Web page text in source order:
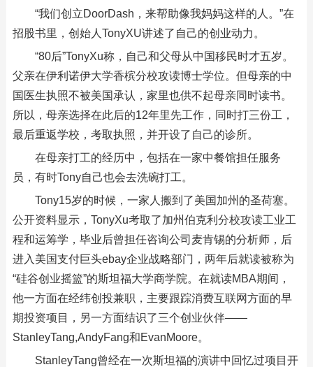
“我们创立DoorDash，来帮助像我妈妈这样的人。”在
招股书里，创始人TonyXU讲述了自己的创业动力。
“80后”TonyXu称，自己和父母从中国移民时才五岁。
父亲在伊利诺伊大学香槟分校攻读博士学位。但母亲的中
国医生执照不被美国承认，家里也供不起母亲同时读书。
所以，母亲选择在此后的12年里先工作，同时打三份工，
最后重返学校，考取执照，并开设了自己的诊所。
在母亲打工的经历中，包括在一家中餐馆担任服务
员，有时Tony自己也会去洗碗打工。
Tony15岁的时候，一家人搬到了美国加州的圣荷塞。
公开资料显示，TonyXu考取了加州伯克利分校攻读工业工
程和运筹学，毕业后曾担任咨询公司麦肯锡的分析师，后
进入美国支付巨头ebay企业战略部门，两年后就读被称为
“硅谷创业摇篮”的斯坦福大学商学院。在就读MBA期间，
他一方面在经纬创投兼职，主要跟踪消费互联网方面的早
期投资项目，另一方面结识了三个创业伙伴——
StanleyTang,AndyFang和EvanMoore。
StanleyTang曾经在一次斯坦福的演讲中回忆过项目开